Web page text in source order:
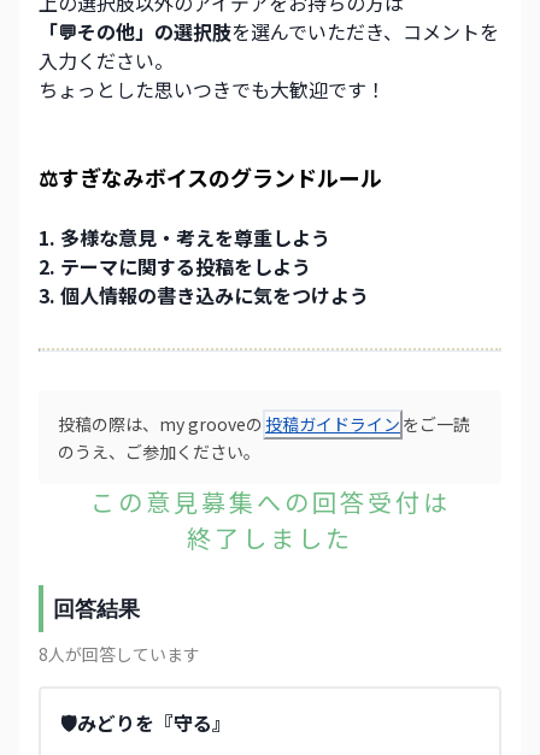
「💬その他」の選択肢を選んでいただき、コメントを
入力ください。
ちょっとした思いつきでも大歓迎です！
⚖️すぎなみボイスのグランドルール
1. 多様な意見・考えを尊重しよう
2. テーマに関する投稿をしよう
3. 個人情報の書き込みに気をつけよう
投稿の際は、my grooveの 投稿ガイドライン をご一読
のうえ、ご参加ください。
この意見募集への回答受付は
終了しました
回答結果
8人が回答しています
🛡️みどりを『守る』